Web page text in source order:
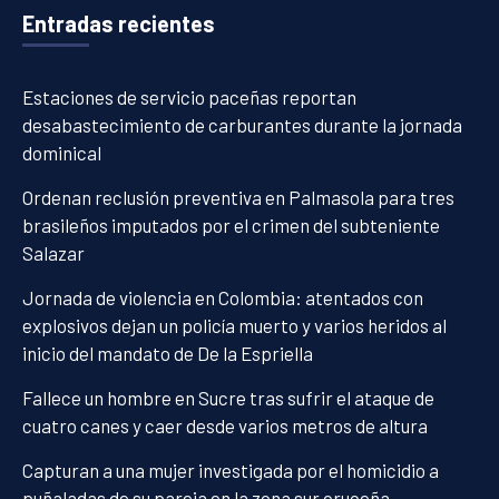
Entradas recientes
Estaciones de servicio paceñas reportan
desabastecimiento de carburantes durante la jornada
dominical
Ordenan reclusión preventiva en Palmasola para tres
brasileños imputados por el crimen del subteniente
Salazar
Jornada de violencia en Colombia: atentados con
explosivos dejan un policía muerto y varios heridos al
inicio del mandato de De la Espriella
Fallece un hombre en Sucre tras sufrir el ataque de
cuatro canes y caer desde varios metros de altura
Capturan a una mujer investigada por el homicidio a